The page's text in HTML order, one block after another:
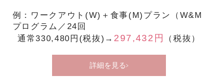
例：ワークアウト(W)＋食事(M)プラン（W&M
プログラム／24回
通常330,480円(税抜)→ 297,432円 （税抜）
詳細を見る